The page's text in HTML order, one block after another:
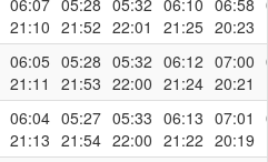
06:07
21:10
05:28
21:52
05:32
22:01
06:10
21:25
06:58
20:23
06:05
21:11
05:28
21:53
05:32
22:00
06:12
21:24
07:00
20:21
06:04
21:13
05:27
21:54
05:33
22:00
06:13
21:22
07:01
20:19